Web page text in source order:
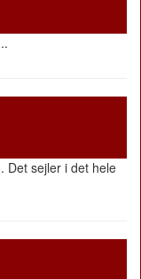
Det sejler i det hele